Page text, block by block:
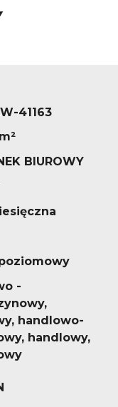
41163
BIUROWY
-
handlowo-
handlowy,